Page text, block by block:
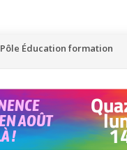
Pôle Éducation formation